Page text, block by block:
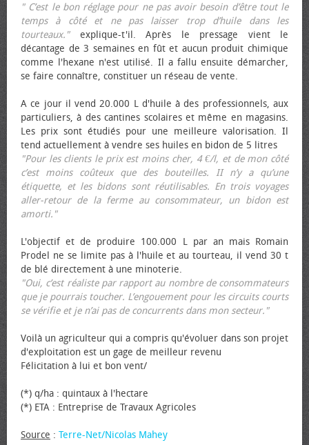
" C’est le bon réglage pour ne pas avoir besoin d’être tout le
temps à côté et ne pas laisser trop d’huile dans les
tourteaux."explique-t'il. Après le pressage vient le
décantage de 3 semaines en fût et aucun produit chimique
comme l'hexane n'est utilisé. Il a fallu ensuite démarcher,
se faire connaître, constituer un réseau de vente.
A ce jour il vend 20.000 L d'huile à des professionnels, aux
particuliers, à des cantines scolaires et même en magasins.
Les prix sont étudiés pour une meilleure valorisation. Il
tend actuellement à vendre ses huiles en bidon de 5 litres
"Pour les clients le prix est moins cher, 4 €/l, et de mon côté
c’est moins coûteux que des bouteilles. II n’y a qu’une
étiquette, et les bidons sont réutilisables. En trois voyages
aller-retour de la ferme au consommateur, un bidon est
amorti."
L'objectif et de produire 100.000 L par an mais Romain
Prodel ne se limite pas à l'huile et au tourteau, il vend 30 t
de blé directement à une minoterie.
"Oui, c’est réaliste par rapport au nombre de consommateurs
que je pourrais toucher. L’engouement pour les circuits courts
se vérifie et je n’ai pas de concurrents dans mon secteur."
Voilà un agriculteur qui a compris qu'évoluer dans son projet
d'exploitation est un gage de meilleur revenu
Félicitation à lui et bon vent/
(*) q/ha : quintaux à l'hectare
(*) ETA : Entreprise de Travaux Agricoles
Source : Terre-Net/Nicolas Mahey